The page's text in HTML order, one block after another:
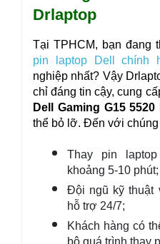
Drlaptop
Tại TPHCM, bạn đang
pin laptop Dell chính
nghiệp nhất? Vậy
chỉ đáng tin cậy, cung
Dell Gaming G15 5520
thể bỏ lỡ. Đến với
Thay pin
khoảng 5-10 phút;
Đội ngũ kỹ thuật
hỗ trợ 24/7;
Khách hàng có